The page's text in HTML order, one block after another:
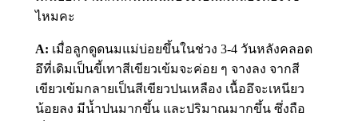
ไหมคะ
A: เมื่อลูกดูดนมแม่บ่อยขึ้นในช่วง 3-4 วันหลังคลอด
อึที่เดิมเป็นขี้เทาสีเขียวเข้มจะค่อย ๆ จางลง จากสี
เขียวเข้มกลายเป็นสีเขียวปนเหลือง เนื้ออึจะเหนียว
น้อยลง มีน้ำปนมากขึ้น และปริมาณมากขึ้น ซึ่งถือ